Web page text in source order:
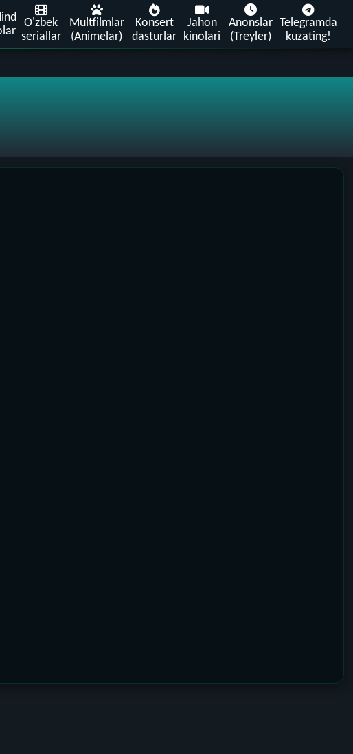
O'zbek
seriallar
Multfilmlar
(Animelar)
Konsert
dasturlar
Jahon
kinolari
Anonslar
(Treyler)
Telegramda
kuzating!